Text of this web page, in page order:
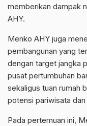
memberikan dampak
AHY.
Menko AHY juga
pembangunan yang
dengan target jangka
pusat pertumbuhan
sekaligus tuan rumah
potensi pariwisata
Pada pertemuan ini,